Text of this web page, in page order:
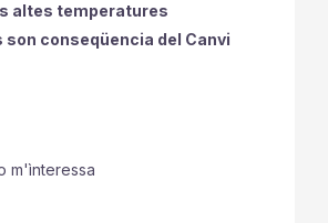
altes temperatures
conseqüencia del Canvi
m'ìnteressa